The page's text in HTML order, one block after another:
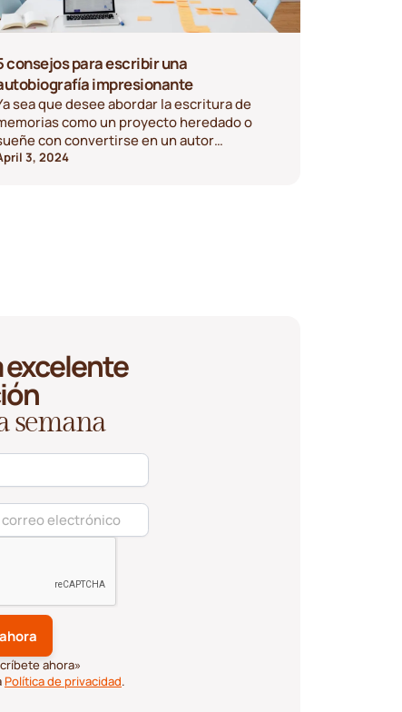
consejos para escribir una
impresionante
sea que desee abordar la escritura de
como un proyecto heredado o
con convertirse en un autor
estos consejos de expertos lo
3, 2024
excelente
semana
ahora»
Política de privacidad.